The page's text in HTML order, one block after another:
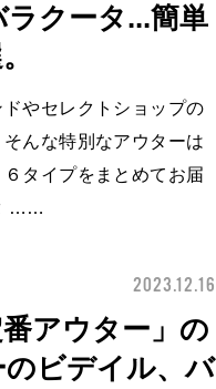
クータ...簡単
やセレクトショップの
んな特別なアウターは
タイプをまとめてお届
……
2023.12.16
アウター」の
ビデイル、バ